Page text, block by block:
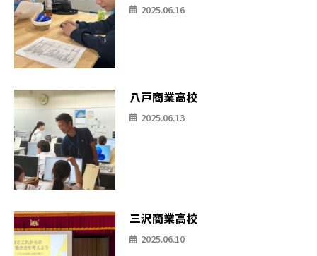
2025.06.16
八戸商業高校
2025.06.13
三沢商業高校
2025.06.10